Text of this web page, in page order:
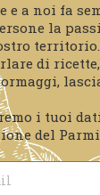
e a noi fa
la
territorio.
di
i tuoi
del